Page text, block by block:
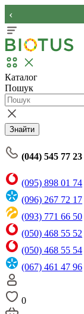
‹
Каталог
Пошук
Знайти
(044) 545 77 23
(095) 898 01 74
(096) 267 72 17
(093) 771 66 50
(050) 468 55 52
(050) 468 55 54
(067) 461 47 96
0